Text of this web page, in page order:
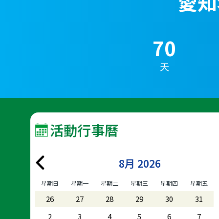
70
天
活動行事曆
8月 2026
星期日 星期一 星期二 星期三 星期四 星期五
26 27 28 29 30
31
2
3 4 5 6 7